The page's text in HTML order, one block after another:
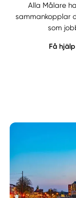
Manuellt
Alla Målare
sammankopplar
som
Få